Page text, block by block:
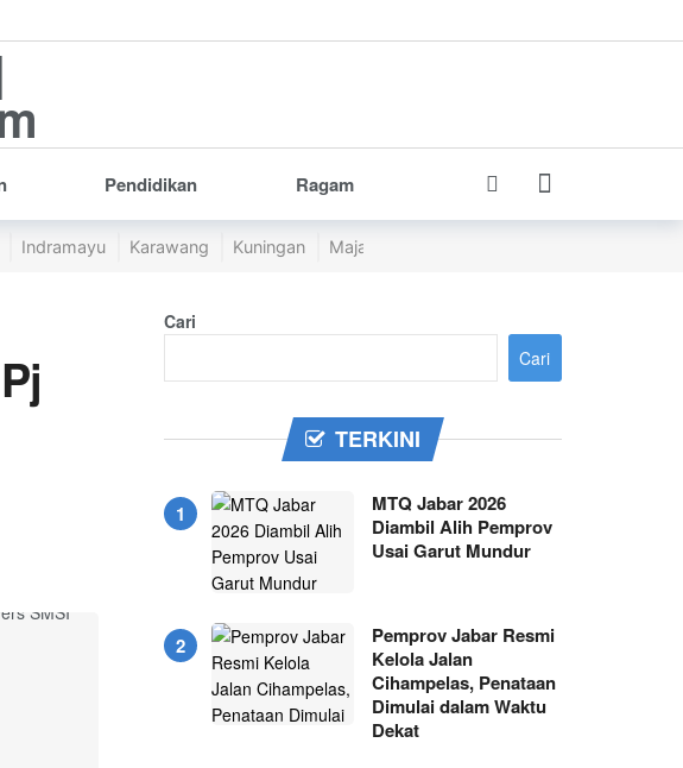
Pendidikan Ragam
Indramayu Karawang Kuningan Majalengka
Cari
Cari
TERKINI
MTQ Jabar 2026
Diambil Alih Pemprov
Usai Garut Mundur
Pemprov Jabar Resmi
Kelola Jalan
Cihampelas, Penataan
Dimulai dalam Waktu
Dekat